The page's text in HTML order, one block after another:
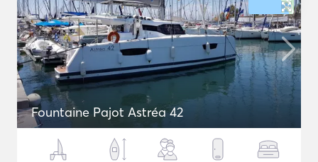
Fountaine Pajot Astréa 42